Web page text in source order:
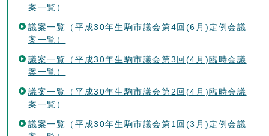
案一覧）
議案一覧（平成30年生駒市議会第4回(6月)定例会議
案一覧）
議案一覧（平成30年生駒市議会第3回(4月)臨時会議
案一覧）
議案一覧（平成30年生駒市議会第2回(4月)臨時会議
案一覧）
議案一覧（平成30年生駒市議会第1回(3月)定例会議